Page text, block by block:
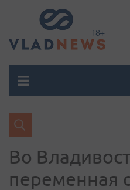
Во
переменная